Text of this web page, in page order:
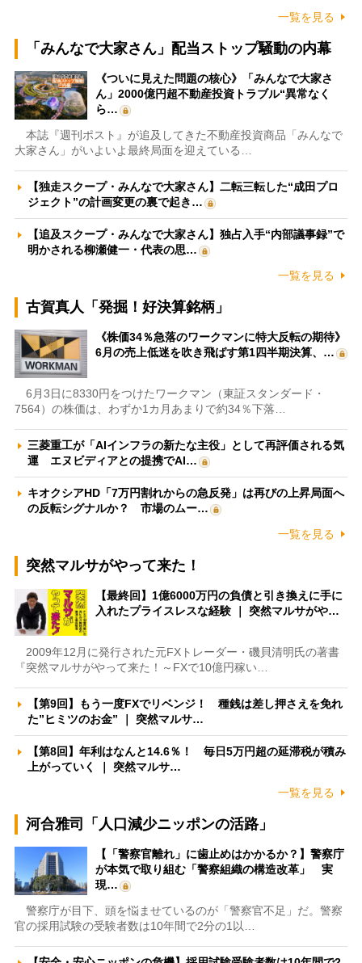
一覧を見る
「みんなで大家さん」配当ストップ騒動の内幕
《ついに見えた問題の核心》「みんなで大家さ
ん」2000億円超不動産投資トラブル“異常なく
ら…
本誌『週刊ポスト』が追及してきた不動産投資商品「みんなで
大家さん」がいよいよ最終局面を迎えている…
【独走スクープ・みんなで大家さん】二転三転した“成田プロ
ジェクト”の計画変更の裏で起き…
【追及スクープ・みんなで大家さん】独占入手“内部議事録”で
明かされる柳瀬健一・代表の思…
一覧を見る
古賀真人「発掘！好決算銘柄」
《株価34％急落のワークマンに特大反転の期待》
6月の売上低迷を吹き飛ばす第1四半期決算、…
6月3日に8330円をつけたワークマン（東証スタンダード・
7564）の株価は、わずか1カ月あまりで約34％下落…
三菱重工が「AIインフラの新たな主役」として再評価される気
運 エヌビディアとの提携でAI…
キオクシアHD「7万円割れからの急反発」は再びの上昇局面へ
の反転シグナルか？ 市場のムー…
一覧を見る
突然マルサがやって来た！
【最終回】1億6000万円の負債と引き換えに手に
入れたプライスレスな経験 ｜ 突然マルサがや…
2009年12月に発行された元FXトレーダー・磯貝清明氏の著書
『突然マルサがやって来た！～FXで10億円稼い…
【第9回】もう一度FXでリベンジ！ 種銭は差し押さえを免れ
た”ヒミツのお金” ｜ 突然マルサ…
【第8回】年利はなんと14.6％！ 毎日5万円超の延滞税が積み
上がっていく ｜ 突然マルサ…
一覧を見る
河合雅司「人口減少ニッポンの活路」
【「警察官離れ」に歯止めはかかるか？】警察庁
が本気で取り組む「警察組織の構造改革」 実
現…
警察庁が目下、頭を悩ませているのが「警察官不足」だ。警察
官の採用試験の受験者数は10年間で2分の1以…